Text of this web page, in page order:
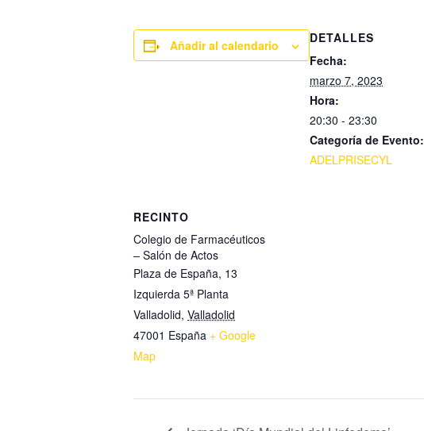
Añadir al calendario
DETALLES
Fecha:
marzo 7, 2023
Hora:
20:30 - 23:30
Categoría de Evento:
ADELPRISECYL
RECINTO
Colegio de Farmacéuticos
– Salón de Actos
Plaza de España, 13
Izquierda 5ª Planta
Valladolid, Valladolid
47001 España + Google
Map